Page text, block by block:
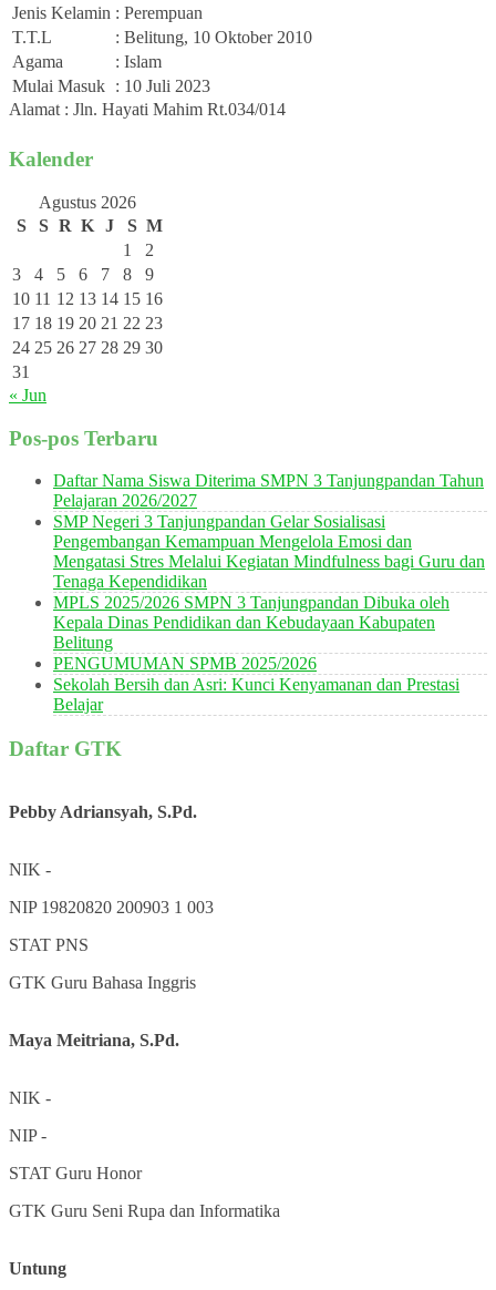
Jenis Kelamin : Perempuan
T.T.L
: Belitung, 10 Oktober 2010
Agama
: Islam
Mulai Masuk : 10 Juli 2023
Alamat : Jln. Hayati Mahim Rt.034/014
Kalender
Agustus 2026
S
S R K J S M
1
2
3
4 5 6 7 8
9
10 11 12 13 14 15 16
17 18 19 20 21 22 23
24 25 26 27 28 29 30
31
« Jun
Pos-pos Terbaru
Daftar Nama Siswa Diterima SMPN 3 Tanjungpandan Tahun
Pelajaran 2026/2027
SMP Negeri 3 Tanjungpandan Gelar Sosialisasi
Pengembangan Kemampuan Mengelola Emosi dan
Mengatasi Stres Melalui Kegiatan Mindfulness bagi Guru dan
Tenaga Kependidikan
MPLS 2025/2026 SMPN 3 Tanjungpandan Dibuka oleh
Kepala Dinas Pendidikan dan Kebudayaan Kabupaten
Belitung
PENGUMUMAN SPMB 2025/2026
Sekolah Bersih dan Asri: Kunci Kenyamanan dan Prestasi
Belajar
Daftar GTK
Pebby Adriansyah, S.Pd.
NIK -
NIP 19820820 200903 1 003
STAT PNS
GTK Guru Bahasa Inggris
Maya Meitriana, S.Pd.
NIK -
NIP-
STAT Guru Honor
GTK Guru Seni Rupa dan Informatika
Untung